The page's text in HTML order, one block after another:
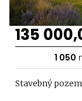
135
1 050
Stavebný